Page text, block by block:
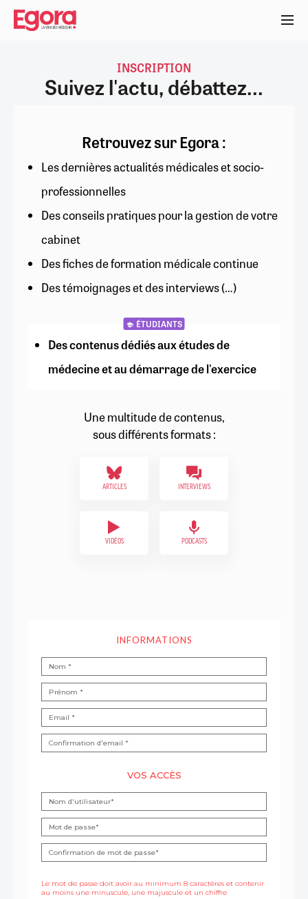
Aller
contenu
INSCRIPTION
Suivez l'actu, débattez...
Retrouvez sur Egora :
Les dernières actualités médicales et socio-
professionnelles
Des conseils pratiques pour la gestion de votre
cabinet
Des fiches de formation médicale continue
Des témoignages et des interviews (…)
ÉTUDIANTS
Des contenus dédiés aux études de
médecine et au démarrage de l'exercice
Une multitude de contenus,
sous différents formats :
ARTICLES INTERVIEWS
VIDÉOS PODCASTS